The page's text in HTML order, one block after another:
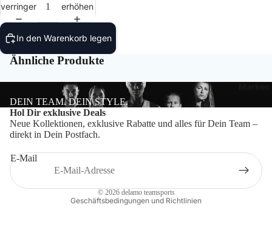
verringern
erhöhen
In den Warenkorb legen
Ähnliche Produkte
DEIN TEAM. DEIN STYLE.
Hol Dir exklusive Deals
Neue Kollektionen, exklusive Rabatte und alles für Dein Team –
direkt in Dein Postfach.
E-Mail
© 2026 delamo teamsports
Geschäftsbedingungen und Richtlinien
Datenschutzerklärung
Impressum
Kontaktinformationen